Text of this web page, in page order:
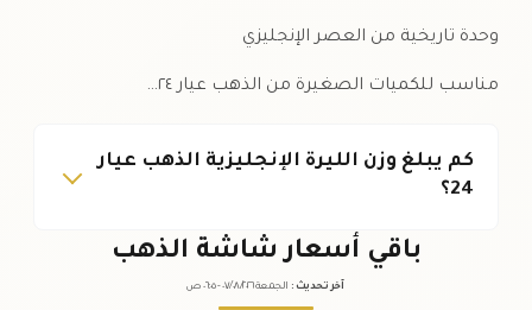
وحدة تاريخية من العصر الإنجليزي
مناسب للكميات الصغيرة من الذهب عيار ٢٤…
كم يبلغ وزن الليرة الإنجليزية الذهب عيار
24؟
باقي أسعار شاشة الذهب
آخر تحديث : الجمعة ٠٧ /٠٨/٢٠٢٦ - ٠٦:٠٥ ص